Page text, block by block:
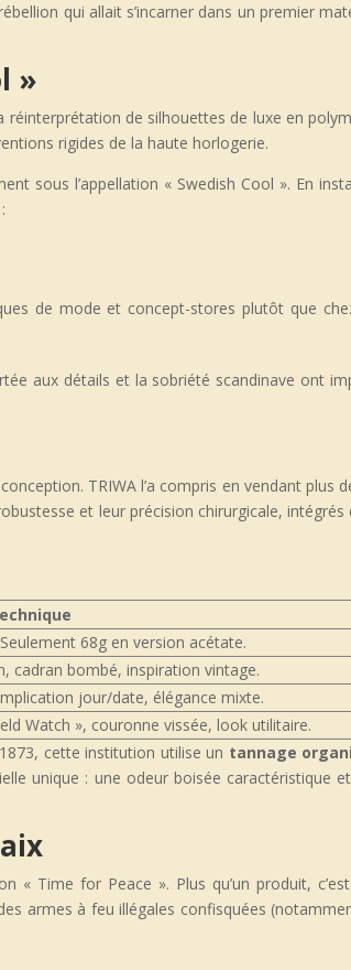
qui allait s’incarner dans un premier
»
réinterprétation de silhouettes de luxe en
rigides de la haute horlogerie.
sous l’appellation « Swedish Cool ». En
de mode et concept-stores plutôt que
aux détails et la sobriété scandinave ont
TRIWA l’a compris en vendant plus
et leur précision chirurgicale, intégrés
68g en version acétate.
cadran bombé, inspiration vintage.
jour/date, élégance mixte.
Watch », couronne vissée, look utilitaire.
cette institution utilise un tannage
unique : une odeur boisée caractéristique
« Time for Peace ». Plus qu’un produit,
armes à feu illégales confisquées